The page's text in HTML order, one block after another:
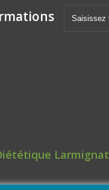
Larmignat